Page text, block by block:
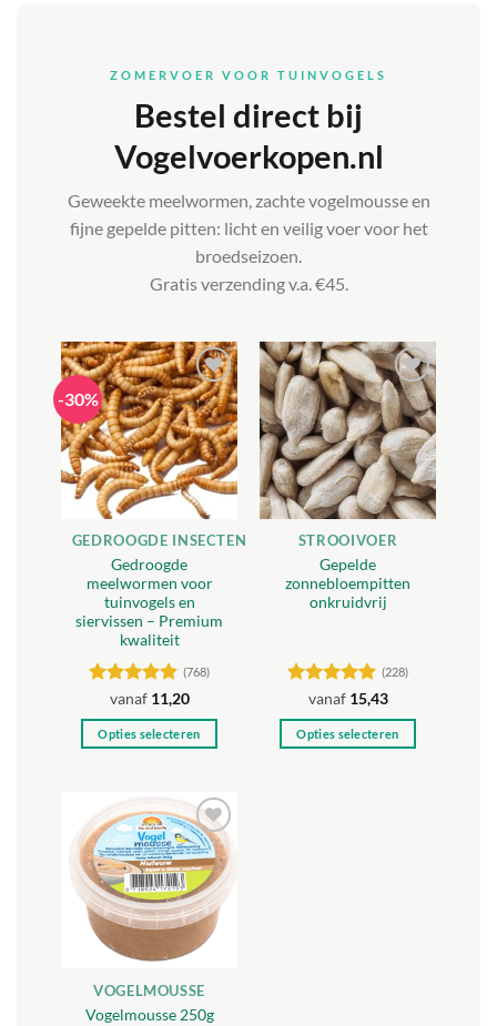
ZOMERVOER VOOR TUINVOGELS
Bestel direct bij
Vogelvoerkopen.nl
Geweekte meelwormen, zachte vogelmousse en
fijne gepelde pitten: licht en veilig voer voor het
broedseizoen.
Gratis verzending v.a. €45.
-30%
Toevoegen
aan
verlanglijst
GEDROOGDE INSECTEN
Gedroogde
meelwormen voor
tuinvogels en
siervissen – Premium
kwaliteit
Gewaardeerd
4.88uit 5
(768)
vanaf 11,20
Opties selecteren
meerdere
variaties.
Deze
optie
kan
gekozen
op
de
Toevoegen
aan
verlanglijst
STROOIVOER
Gepelde
zonnebloempitten
onkruidvrij
Gewaardeerd
4.87uit 5
(228)
vanaf 15,43
Opties selecteren
Toevoegen
aan
verlanglijst
VOGELMOUSSE
Vogelmousse 250g